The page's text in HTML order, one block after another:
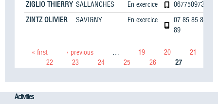
ZIGLIO THIERRY SALLANCHES En exercice
0677509733
ZINTZ OLIVIER
SAVIGNY En exercice
07 85 85 83
89
Pages« first ‹ previous 19 20
21
22
23 24 25 26 27
Activities